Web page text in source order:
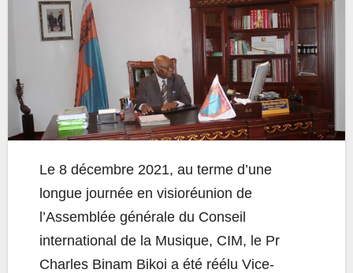
Le 8 décembre 2021, au terme d’une
longue journée en visioréunion de
l’Assemblée générale du Conseil
international de la Musique, CIM, le Pr
Charles Binam Bikoi a été réélu Vice-